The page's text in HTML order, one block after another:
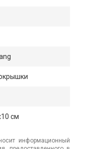
см
информационный